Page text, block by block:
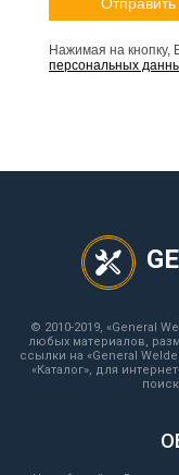
Нажимая на кнопку,
персональных
© 2010-2019, «General
любых материалов,
ссылки на «General
«Каталог», для